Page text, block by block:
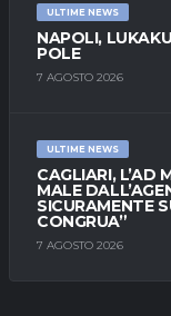
ULTIME NEWS
NAPOLI,
POLE
7 AGOSTO 2026
ULTIME NEWS
CAGLIARI, L’AD
MALE
SICURAMENTE
CONGRUA”
7 AGOSTO 2026